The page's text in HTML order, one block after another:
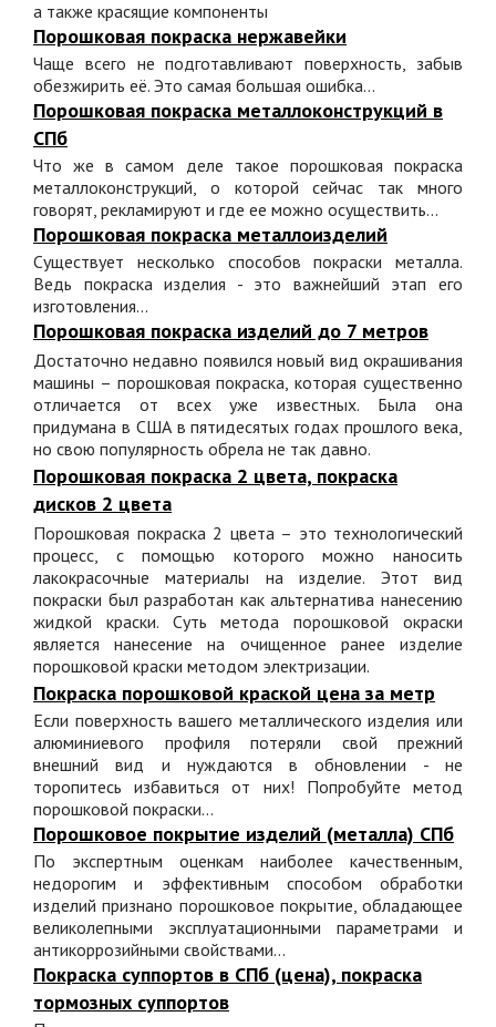
а также красящие компоненты
Порошковая покраска нержавейки
Чаще всего не подготавливают поверхность, забыв
обезжирить её. Это самая большая ошибка...
Порошковая покраска металлоконструкций в
СПб
Что же в самом деле такое порошковая покраска
металлоконструкций, о которой сейчас так много
говорят, рекламируют и где ее можно осуществить...
Порошковая покраска металлоизделий
Существует несколько способов покраски металла.
Ведь покраска изделия - это важнейший этап его
изготовления...
Порошковая покраска изделий до 7 метров
Достаточно недавно появился новый вид окрашивания
машины – порошковая покраска, которая существенно
отличается от всех уже известных. Была она
придумана в США в пятидесятых годах прошлого века,
но свою популярность обрела не так давно.
Порошковая покраска 2 цвета, покраска
дисков 2 цвета
Порошковая покраска 2 цвета – это технологический
процесс, с помощью которого можно наносить
лакокрасочные материалы на изделие. Этот вид
покраски был разработан как альтернатива нанесению
жидкой краски. Суть метода порошковой окраски
является нанесение на очищенное ранее изделие
порошковой краски методом электризации.
Покраска порошковой краской цена за метр
Если поверхность вашего металлического изделия или
алюминиевого профиля потеряли свой прежний
внешний вид и нуждаются в обновлении - не
торопитесь избавиться от них! Попробуйте метод
порошковой покраски...
Порошковое покрытие изделий (металла) СПб
По экспертным оценкам наиболее качественным,
недорогим и эффективным способом обработки
изделий признано порошковое покрытие, обладающее
великолепными эксплуатационными параметрами и
антикоррозийными свойствами...
Покраска суппортов в СПб (цена), покраска
тормозных суппортов